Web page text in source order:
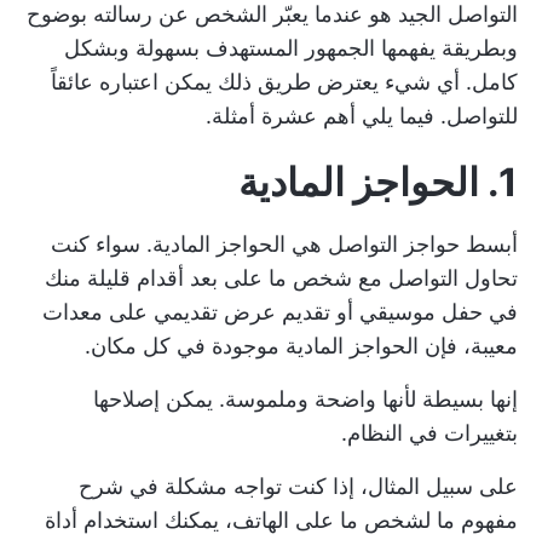
التواصل الجيد هو عندما يعبّر الشخص عن رسالته بوضوح
وبطريقة يفهمها الجمهور المستهدف بسهولة وبشكل
كامل. أي شيء يعترض طريق ذلك يمكن اعتباره عائقاً
للتواصل. فيما يلي أهم عشرة أمثلة.
1. الحواجز المادية
أبسط حواجز التواصل هي الحواجز المادية. سواء كنت
تحاول التواصل مع شخص ما على بعد أقدام قليلة منك
في حفل موسيقي أو تقديم عرض تقديمي على معدات
معيبة، فإن الحواجز المادية موجودة في كل مكان.
إنها بسيطة لأنها واضحة وملموسة. يمكن إصلاحها
بتغييرات في النظام.
على سبيل المثال، إذا كنت تواجه مشكلة في شرح
مفهوم ما لشخص ما على الهاتف، يمكنك استخدام أداة